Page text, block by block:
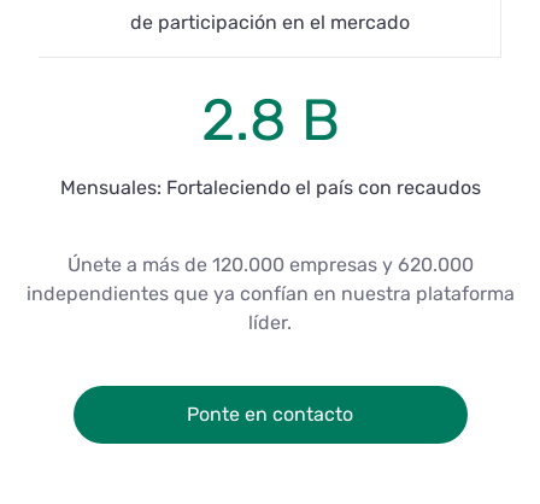
de participación en el mercado
2.8 B
Mensuales: Fortaleciendo el país con recaudos
Únete a más de 120.000 empresas y 620.000
independientes que ya confían en nuestra plataforma
líder.
Ponte en contacto